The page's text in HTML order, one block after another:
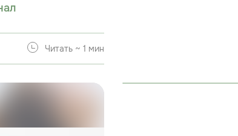
Читать ~ 1 мин